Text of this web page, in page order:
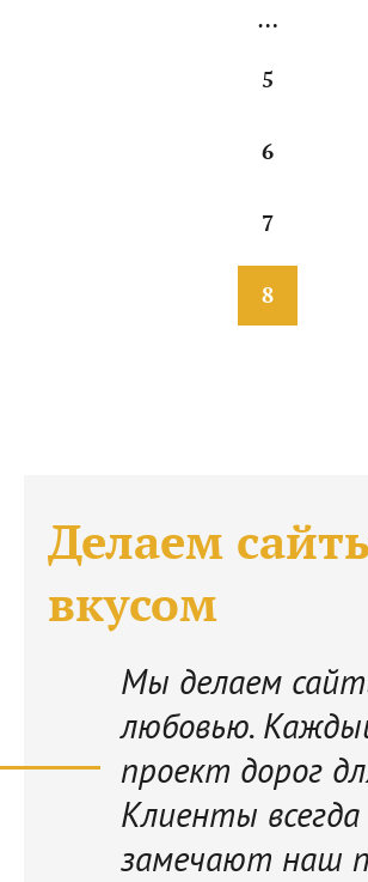
…
5
6
7
8
Делаем
вкусом
Мы делаем
любовью.
проект дорог
Клиенты всегда
замечают наш